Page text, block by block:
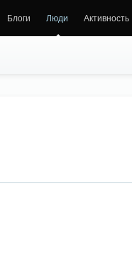
Блоги Люди Активность